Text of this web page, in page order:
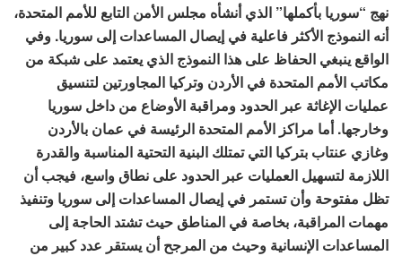
نهج “سوريا بأكملها” الذي أنشأه مجلس الأمن التابع للأمم المتحدة،
أنه النموذج الأكثر فاعلية في إيصال المساعدات إلى سوريا. وفي
الواقع ينبغي الحفاظ على هذا النموذج الذي يعتمد على شبكة من
مكاتب الأمم المتحدة في الأردن وتركيا المجاورتين لتنسيق
عمليات الإغاثة عبر الحدود ومراقبة الأوضاع من داخل سوريا
وخارجها. أما مراكز الأمم المتحدة الرئيسة في عمان بالأردن
وغازي عنتاب بتركيا التي تمتلك البنية التحتية المناسبة والقدرة
اللازمة لتسهيل العمليات عبر الحدود على نطاق واسع، فيجب أن
تظل مفتوحة وأن تستمر في إيصال المساعدات إلى سوريا وتنفيذ
مهمات المراقبة، بخاصة في المناطق حيث تشتد الحاجة إلى
المساعدات الإنسانية وحيث من المرجح أن يستقر عدد كبير من